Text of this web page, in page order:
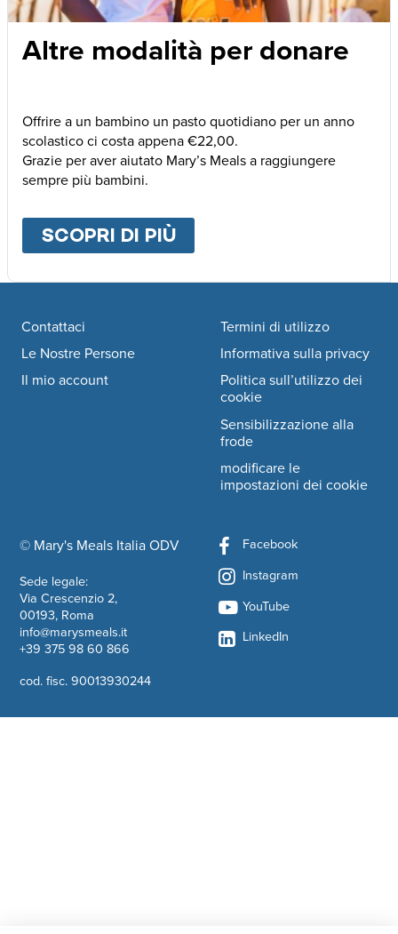
Altre modalità per donare
Offrire a un bambino un pasto quotidiano per un anno
scolastico ci costa appena €22,00.
Grazie per aver aiutato Mary’s Meals a raggiungere
sempre più bambini.
SCOPRI DI PIÙABOUT
Footer navigation
© Mary's Meals Italia ODVcompany information
Sede legale:
Via Crescenzio 2,
00193, Roma
info@marysmeals.it
+39 375 98 60 866
cod. fisc. 90013930244
Contattaci
Le Nostre Persone
Il mio account
Termini di utilizzo
Informativa sulla privacy
Politica sull’utilizzo dei
cookie
Sensibilizzazione alla
frode
modificare le
impostazioni dei cookie
Facebook
Instagram
YouTube
LinkedIn